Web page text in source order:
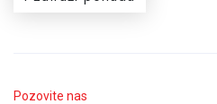
Pozovite nas